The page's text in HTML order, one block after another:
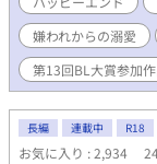
が愛する人の所へ
忌の魔法を行使し
う。 一年後。 ラシ
のまま、エルドレ
す。AI学習禁止
嫌われからの溺愛
第13回BL大賞参加
長編 連載中 R18
お気に入り : 2,934